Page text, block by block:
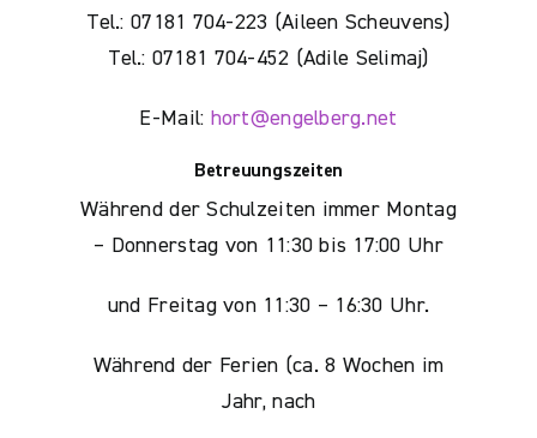
Tel.: 07181 704-223 (Aileen Scheuvens)
Tel.: 07181 704-452 (Adile Selimaj)
E-Mail: hort@engelberg.net
Betreuungszeiten
Während der Schulzeiten immer Montag
– Donnerstag von 11:30 bis 17:00 Uhr
und Freitag von 11:30 – 16:30 Uhr.
Während der Ferien (ca. 8 Wochen im
Jahr, nach